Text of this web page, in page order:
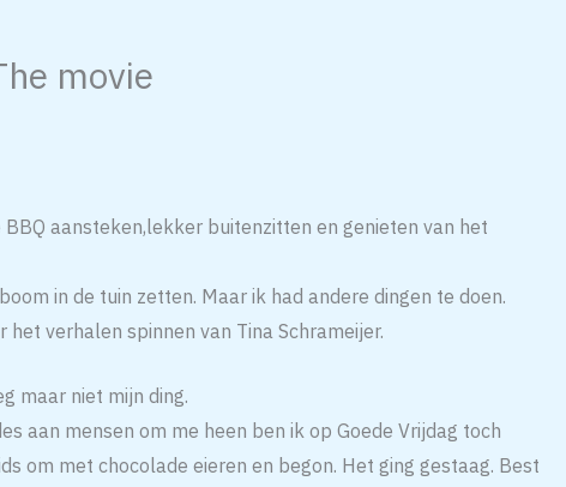
movie
aansteken,lekker buitenzitten en genieten van het
in de tuin zetten. Maar ik had andere dingen te doen.
verhalen spinnen van Tina Schrameijer.
maar niet mijn ding.
aan mensen om me heen ben ik op Goede Vrijdag toch
om met chocolade eieren en begon. Het ging gestaag. Best